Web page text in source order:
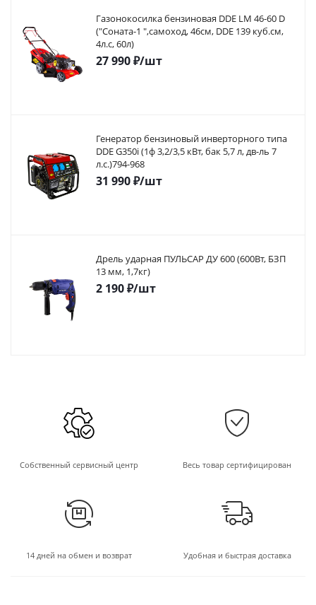
Газонокосилка бензиновая DDE LM 46-60 D
("Соната-1 ",самоход, 46cм, DDE 139 куб.см,
4л.с, 60л)
27 990₽/шт
Генератор бензиновый инверторного типа
DDE G350i (1ф 3,2/3,5 кВт, бак 5,7 л, дв-ль 7
л.с.)794-968
31 990₽/шт
Дрель ударная ПУЛЬСАР ДУ 600 (600Вт, БЗП
13 мм, 1,7кг)
2 190₽/шт
Собственный сервисный центр Весь товар сертифицирован
14 дней на обмен и возврат Удобная и быстрая доставка